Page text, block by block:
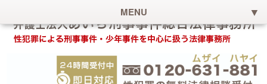
MENU